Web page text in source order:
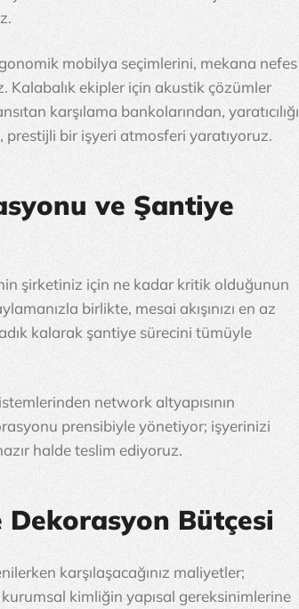
mobilya seçimlerini, mekana nefes
Kalabalık ekipler için akustik çözümler
karşılama bankolarından, yaratıcılığı
bir işyeri atmosferi yaratıyoruz.
ve Şantiye
şirketiniz için ne kadar kritik olduğunun
birlikte, mesai akışınızı en az
kalarak şantiye sürecini tümüyle
network altyapısının
prensibiyle yönetiyor; işyerinizi
halde teslim ediyoruz.
Dekorasyon Bütçesi
karşılaşacağınız maliyetler;
kimliğin yapısal gereksinimlerine